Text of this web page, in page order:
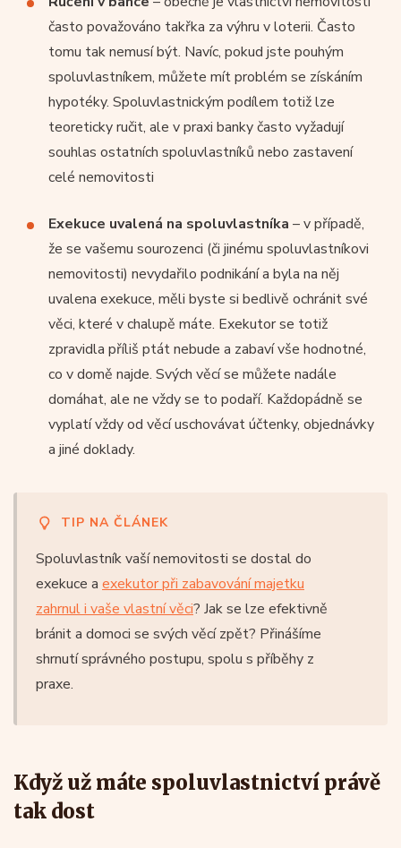
často považováno takřka za výhru v loterii. Často
tomu tak nemusí být. Navíc, pokud jste pouhým
spoluvlastníkem, můžete mít problém se získáním
hypotéky. Spoluvlastnickým podílem totiž lze
teoreticky ručit, ale v praxi banky často vyžadují
souhlas ostatních spoluvlastníků nebo zastavení
celé nemovitosti
Exekuce uvalená na spoluvlastníka – v případě,
že se vašemu sourozenci (či jinému spoluvlastníkovi
nemovitosti) nevydařilo podnikání a byla na něj
uvalena exekuce, měli byste si bedlivě ochránit své
věci, které v chalupě máte. Exekutor se totiž
zpravidla příliš ptát nebude a zabaví vše hodnotné,
co v domě najde. Svých věcí se můžete nadále
domáhat, ale ne vždy se to podaří. Každopádně se
vyplatí vždy od věcí uschovávat účtenky, objednávky
a jiné doklady.
TIP NA ČLÁNEK
Spoluvlastník vaší nemovitosti se dostal do
exekuce a exekutor při zabavování majetku
zahrnul i vaše vlastní věci? Jak se lze efektivně
bránit a domoci se svých věcí zpět? Přinášíme
shrnutí správného postupu, spolu s příběhy z
praxe.
Když už máte spoluvlastnictví právě
tak dost